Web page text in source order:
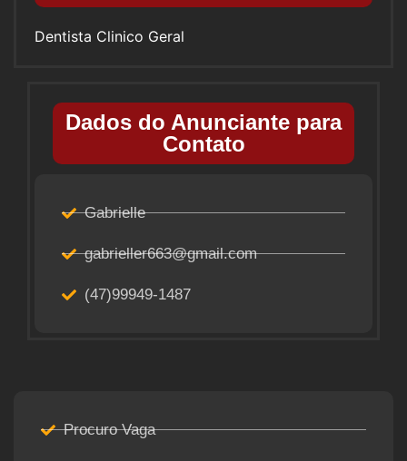
Dentista Clinico Geral
Dados do Anunciante para
Contato
Gabrielle
gabrieller663@gmail.com
(47)99949-1487
Procuro Vaga